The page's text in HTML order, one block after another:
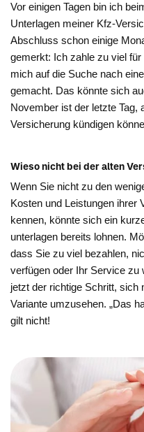
Vor einigen Tagen bin ich
Unterlagen meiner Kfz-
Abschluss schon einige
gemerkt: Ich zahle zu viel
mich auf die Suche nach
gemacht. Das könnte sich
November ist der letzte Tag,
Versicherung kündigen
Wieso nicht bei der alten
Wenn Sie nicht zu den
Kosten und Leistungen ihrer
kennen, könnte sich ein
unterlagen bereits lohnen.
dass Sie zu viel bezahlen,
verfügen oder Ihr Service
jetzt der richtige Schritt, sich
Variante umzusehen. „Das
gilt nicht!